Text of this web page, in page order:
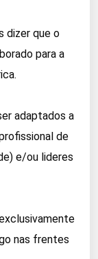
dizer que o
para a
adaptados a
de
e/ou lideres
nas frentes